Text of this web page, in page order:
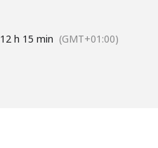
12 h 15 min (GMT+01:00)